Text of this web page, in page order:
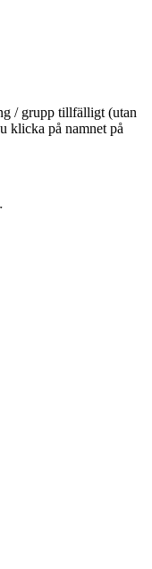
/ grupp tillfälligt (utan
klicka på namnet på